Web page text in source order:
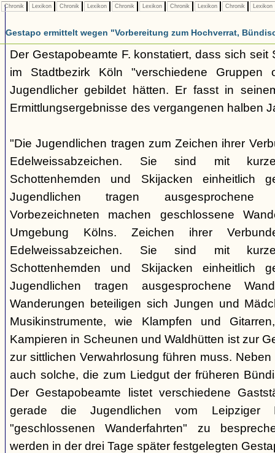
Chronik Lexikon Chronik Lexikon Chronik Lexikon Chronik Lexikon Chronik Lexikon
Gestapo ermittelt wegen "Vorbereitung zum Hochverrat,
Der Gestapobeamte F. konstatiert, dass sich seit
im Stadtbezirk Köln "verschiedene Gruppen
Jugendlicher gebildet hätten. Er fasst in
Ermittlungsergebnisse des vergangenen halben
"Die Jugendlichen tragen zum Zeichen ihrer
Edelweissabzeichen. Sie sind mit
Schottenhemden und Skijacken einheitlich
Jugendlichen tragen ausgesprochene
Vorbezeichneten machen geschlossene
Umgebung Kölns. Zeichen ihrer
Edelweissabzeichen. Sie sind mit
Schottenhemden und Skijacken einheitlich
Jugendlichen tragen ausgesprochene
Wanderungen beteiligen sich Jungen und
Musikinstrumente, wie Klampfen und
Kampieren in Scheunen und Waldhütten ist zur
zur sittlichen Verwahrlosung führen muss.
auch solche, die zum Liedgut der früheren
Der Gestapobeamte listet verschiedene
gerade die Jugendlichen vom
"geschlossenen Wanderfahrten" zu
werden in der drei Tage später festgelegten